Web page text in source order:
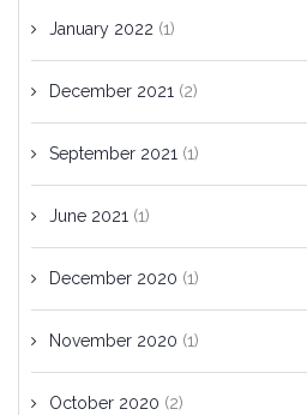
January 2022 (1)
December 2021 (2)
September 2021 (1)
June 2021 (1)
December 2020 (1)
November 2020 (1)
October 2020 (2)